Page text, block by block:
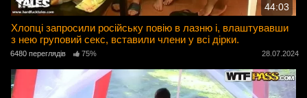
44:03
Хлопці запросили російську повію в лазню і, влаштувавши
з нею груповий секс, вставили члени у всі дірки.
6480 переглядів 75% 28.07.2024